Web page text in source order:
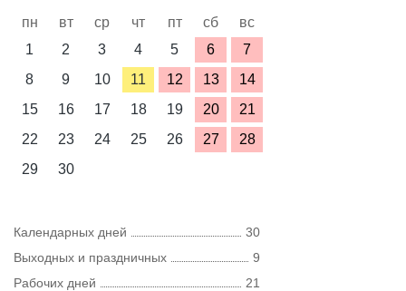
пн вт ср чт пт сб
вс
1
2 3 4 5 6
7
8
9 10 11 12 13
14
15
16 17 18 19 20
21
22
23 24 25 26 27
28
29
30
Календарных дней
30
Выходных и праздничных
9
Рабочих дней
21